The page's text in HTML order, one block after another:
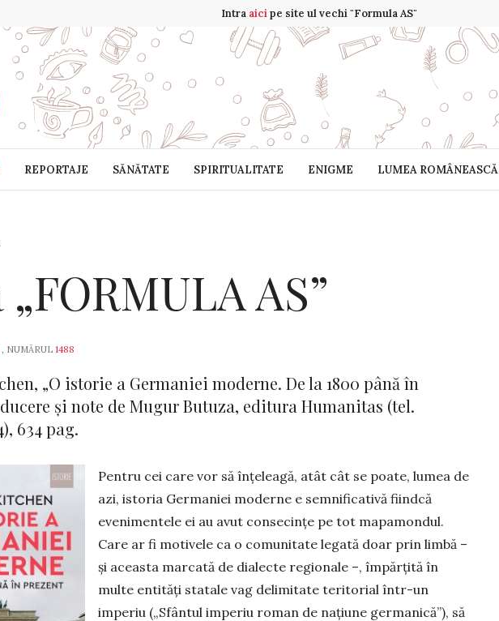
Intra aicipe site ul vechi "Formula AS"
REPORTAJE SĂNĂTATE SPIRITUALITATE ENIGME LUMEA ROMÂNEASCĂ
AS”
, NUMĂRUL 1488
„O is­torie a Germaniei moderne. De la 1800 până în
și note de Mugur Bu­tuza, editura Humanitas (tel.
634 pag.
Pentru cei care vor să în­țe­leagă, atât cât se poate, lumea de
azi, istoria Germaniei moderne e semnificativă fiindcă
eveni­men­tele ei au avut consecințe pe tot mapamondul.
Care ar fi motivele ca o comu­nitate legată doar prin limbă –
și a­ceasta mar­cată de dia­lecte re­gio­nale –, împăr­ți­tă în
mul­te entități sta­tale vag de­limitate te­ri­torial într-un
imperiu („Sfântul im­periu ro­man de na­țiune ger­ma­nică”), să